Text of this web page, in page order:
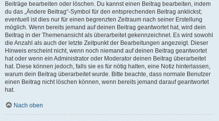
Beiträge bearbeiten oder löschen. Du kannst einen Beitrag bearbeiten, indem
du das „Ändere Beitrag“-Symbol für den entsprechenden Beitrag anklickst;
eventuell ist dies nur für einen begrenzten Zeitraum nach seiner Erstellung
möglich. Wenn bereits jemand auf deinen Beitrag geantwortet hat, wird dein
Beitrag in der Themenansicht als überarbeitet gekennzeichnet. Es wird sowohl
die Anzahl als auch der letzte Zeitpunkt der Bearbeitungen angezeigt. Dieser
Hinweis erscheint nicht, wenn noch niemand auf deinen Beitrag geantwortet
hat oder wenn ein Administrator oder Moderator deinen Beitrag überarbeitet
hat. Diese können jedoch, falls sie es für nötig halten, eine Notiz hinterlassen,
warum dein Beitrag überarbeitet wurde. Bitte beachte, dass normale Benutzer
einen Beitrag nicht löschen können, wenn bereits jemand darauf geantwortet
hat.
Nach oben